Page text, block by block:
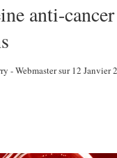
anti-
- Webmaster sur 12 Janvier